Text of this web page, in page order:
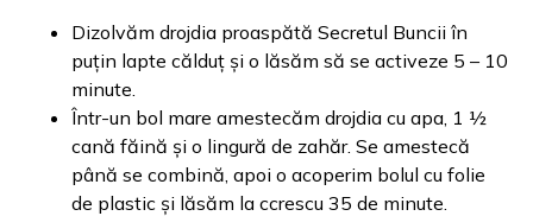
Dizolvăm drojdia proaspătă Secretul Buncii în
puțin lapte călduț și o lăsăm să se activeze 5 – 10
minute.
Într-un bol mare amestecăm drojdia cu apa, 1 ½
cană făină și o lingură de zahăr. Se amestecă
până se combină, apoi o acoperim bolul cu folie
de plastic și lăsăm la ccrescu 35 de minute.